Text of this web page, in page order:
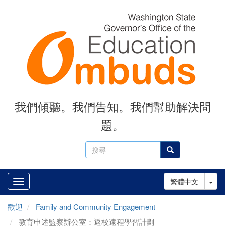
搜
尋
搜尋
我們傾聽。我們告知。我們幫助解決問
題。
繁體中文
歡迎
Family and Community Engagement
教育申述監察辦公室：返校遠程學習計劃